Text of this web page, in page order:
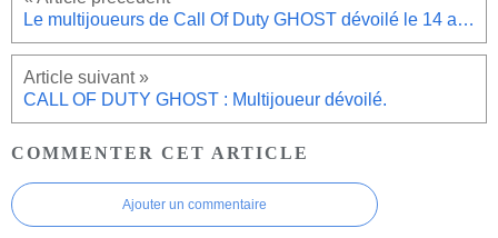
Le multijoueurs de Call Of Duty GHOST dévoilé le 14 août.
CALL OF DUTY GHOST : Multijoueur dévoilé.
COMMENTER CET ARTICLE
Ajouter un commentaire